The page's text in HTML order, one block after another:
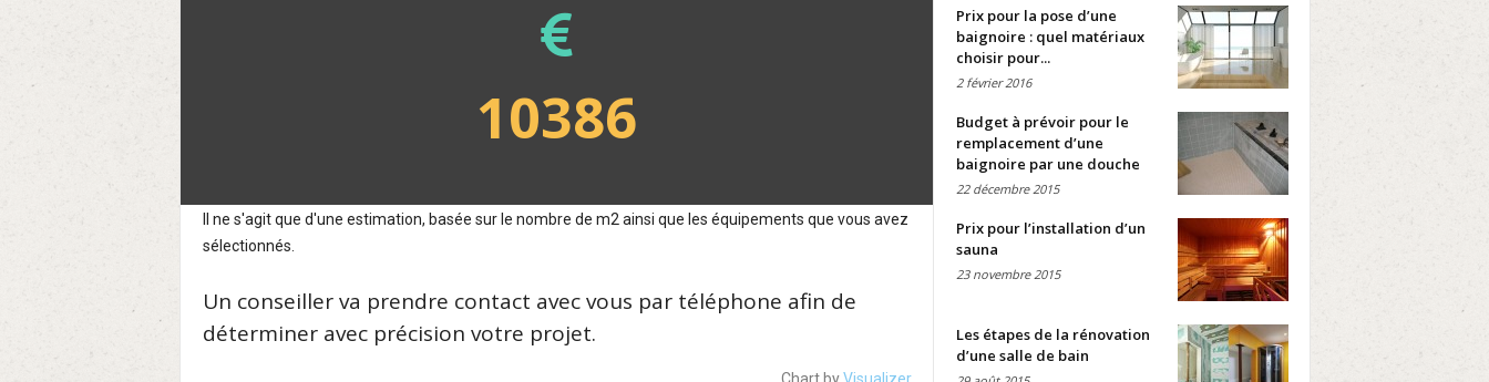
10386
Il ne s'agit que d'une estimation, basée sur le nombre de m2 ainsi que les équipements que vous avez
sélectionnés.
Un conseiller va prendre contact avec vous par téléphone afin de
déterminer avec précision votre projet.
Chart byVisualizer
Prix pour la pose d’une
baignoire : quel matériaux
choisir pour...
2 février 2016
Budget à prévoir pour le
remplacement d’une
baignoire par une douche
22 décembre 2015
Prix pour l’installation d’un
sauna
23 novembre 2015
Les étapes de la rénovation
d’une salle de bain